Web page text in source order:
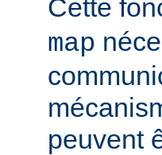
Cette
map
peuvent